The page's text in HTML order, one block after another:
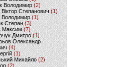
Володимир(2)
Степанович(1)
Володимир (1)
Степан(3)
Максим (7)
Дмитро (1)
Олександр
(4)
(1)
Михайло (2)
(2)